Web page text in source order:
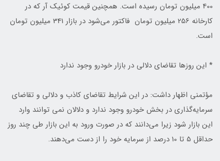
400 میلیون تومان رسیده است. همچنین قیمت کوئیک آر که در
کارخانه 256 میلیون تومان فاکتور می‌شود در بازار 341 میلیون تومان
است.
* این روزها تقاضای دلالی در بازار خودرو وجود ندارد
مؤتمنی اظهار داشت: در این شرایط تقاضای کاذب و دلالی و تقاضای
سرمایه‌گذاری در بخش خودرو وجود ندارد و دلالان نمی توانند وارد
این بازار شود زیرا می‌دانند که در صورت ورود به این بازار طی چند روز
حداقل 5 تا 10 درصد از سرمایه خود را از دست می‌دهند.